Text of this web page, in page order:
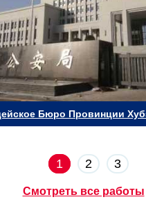
Бюро Провинции
1 2 3
Смотреть все работы